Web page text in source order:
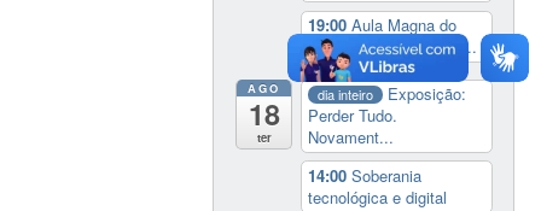
19:00Aula Magna do
IELA: Homenagem ao...
AGO
18
ter
dia inteiro
Exposição:
Perder Tudo.
Novament...
14:00Soberania
tecnológica e digital